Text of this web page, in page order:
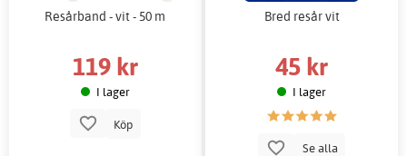
Resårband - vit - 50 m
119 kr
I lager
Köp
Bred resår vit
45 kr
I lager
Se alla